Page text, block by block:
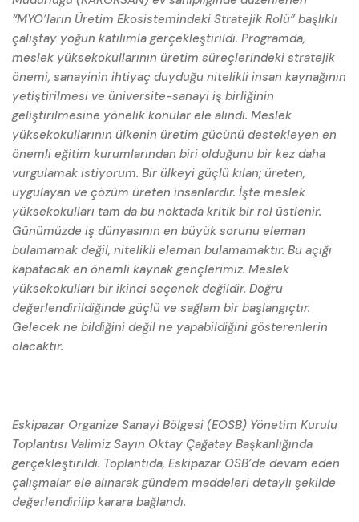
“MYO’ların Üretim Ekosistemindeki Stratejik Rolü” başlıklı
çalıştay yoğun katılımla gerçekleştirildi. Programda,
meslek yüksekokullarının üretim süreçlerindeki stratejik
önemi, sanayinin ihtiyaç duyduğu nitelikli insan kaynağının
yetiştirilmesi ve üniversite-sanayi iş birliğinin
geliştirilmesine yönelik konular ele alındı. Meslek
yüksekokullarının ülkenin üretim gücünü destekleyen en
önemli eğitim kurumlarından biri olduğunu bir kez daha
vurgulamak istiyorum. Bir ülkeyi güçlü kılan; üreten,
uygulayan ve çözüm üreten insanlardır. İşte meslek
yüksekokulları tam da bu noktada kritik bir rol üstlenir.
Günümüzde iş dünyasının en büyük sorunu eleman
bulamamak değil, nitelikli eleman bulamamaktır. Bu açığı
kapatacak en önemli kaynak gençlerimiz. Meslek
yüksekokulları bir ikinci seçenek değildir. Doğru
değerlendirildiğinde güçlü ve sağlam bir başlangıçtır.
Gelecek ne bildiğini değil ne yapabildiğini gösterenlerin
olacaktır.
Eskipazar Organize Sanayi Bölgesi (EOSB) Yönetim Kurulu
Toplantısı Valimiz Sayın Oktay Çağatay Başkanlığında
gerçekleştirildi. Toplantıda, Eskipazar OSB’de devam eden
çalışmalar ele alınarak gündem maddeleri detaylı şekilde
değerlendirilip karara bağlandı.